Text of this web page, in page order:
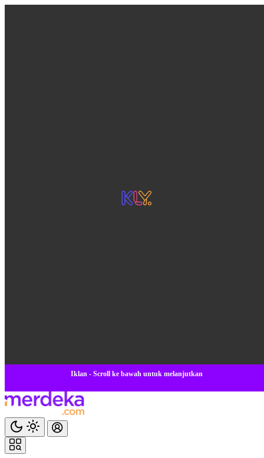
Iklan - Scroll ke bawah untuk melanjutkan